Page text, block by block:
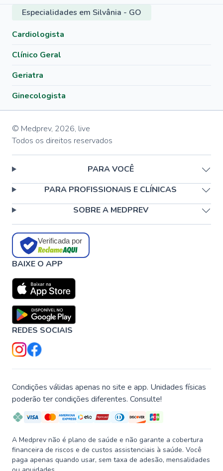
Especialidades em Silvânia - GO
Cardiologista
Clínico Geral
Geriatra
Ginecologista
© Medprev, 2026, live
Todos os direitos reservados
PARA VOCÊ
PARA PROFISSIONAIS E CLÍNICAS
SOBRE A MEDPREV
Verificada por
BAIXE O APP
REDES SOCIAIS
Condições válidas apenas no site e app. Unidades físicas
poderão ter condições diferentes. Consulte!
A Medprev não é plano de saúde e não garante a cobertura
financeira de riscos e de custos assistenciais à saúde. Você
paga apenas quando usar, sem taxa de adesão, mensalidades